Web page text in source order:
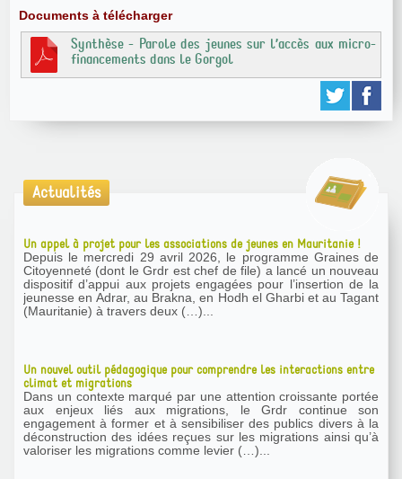
Documents à télécharger
Synthèse - Parole des jeunes sur l’accès aux micro-
financements dans le Gorgol
Actualités
Un appel à projet pour les associations de jeunes en Mauritanie !
Depuis le mercredi 29 avril 2026, le programme Graines de
Citoyenneté (dont le Grdr est chef de file) a lancé un nouveau
dispositif d’appui aux projets engagées pour l’insertion de la
jeunesse en Adrar, au Brakna, en Hodh el Gharbi et au Tagant
(Mauritanie) à travers deux (…)...
Un nouvel outil pédagogique pour comprendre les interactions entre
climat et migrations
Dans un contexte marqué par une attention croissante portée
aux enjeux liés aux migrations, le Grdr continue son
engagement à former et à sensibiliser des publics divers à la
déconstruction des idées reçues sur les migrations ainsi qu’à
valoriser les migrations comme levier (…)...